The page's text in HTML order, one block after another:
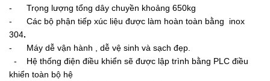
- Trọng lượng tổng dây chuyền khoảng 650kg
- Các bộ phận tiếp xúc liệu được làm hoàn toàn bằng inox
304.
- Máy dễ vận hành , dễ vệ sinh và sạch đẹp.
- Hệ thống điện điều khiển sẽ được lập trình bằng PLC điều
khiển toàn bộ hệ